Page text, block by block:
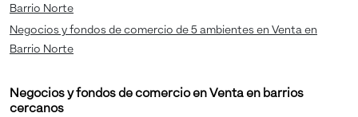
Barrio Norte
Negocios y fondos de comercio de 5 ambientes en Venta en
Barrio Norte
Negocios y fondos de comercio en Venta en barrios
cercanos